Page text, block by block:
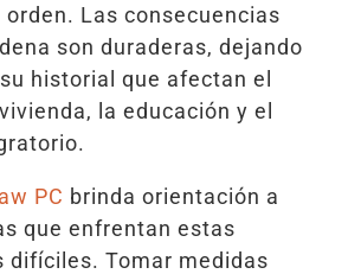
Las consecuencias
son duraderas, dejando
historial que afectan el
la educación y el
PC brinda orientación a
que enfrentan estas
difíciles. Tomar medidas